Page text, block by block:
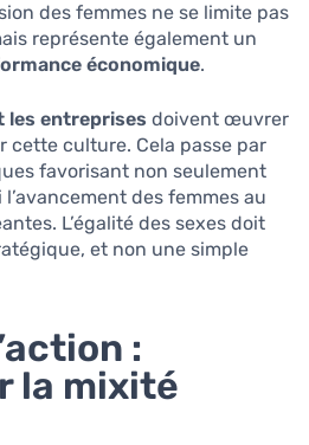
des femmes ne se limite pas
représente également un
économique.
les entreprises doivent œuvrer
cette culture. Cela passe par
favorisant non seulement
l’avancement des femmes au
L’égalité des sexes doit
et non une simple
:
la mixité